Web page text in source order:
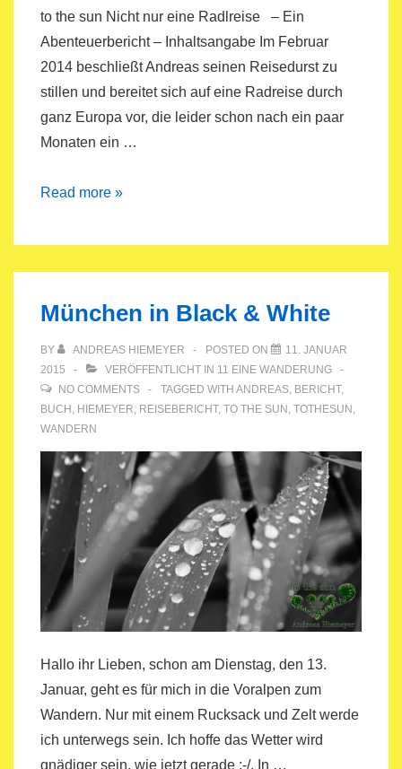
to the sun Nicht nur eine Radlreise – Ein
Abenteuerbericht – Inhaltsangabe Im Februar
2014 beschließt Andreas seinen Reisedurst zu
stillen und bereitet sich auf eine Radreise durch
ganz Europa vor, die leider schon nach ein paar
Monaten ein …
E-
&
Read more »
München in Black & White
BY ANDREAS HIEMEYER POSTED ON
11. JANUAR
2015
VERÖFFENTLICHT IN 11 EINE WANDERUNG
NO COMMENTS
TAGGED WITH ANDREAS, BERICHT,
BUCH , HIEMEYER, REISEBERICHT, TO THE SUN , TOTHESUN ,
WANDERN
Hallo ihr Lieben, schon am Dienstag, den 13.
Januar, geht es für mich in die Voralpen zum
Wandern. Nur mit einem Rucksack und Zelt werde
ich unterwegs sein. Ich hoffe das Wetter wird
gnädiger sein, wie jetzt gerade :-/. In …